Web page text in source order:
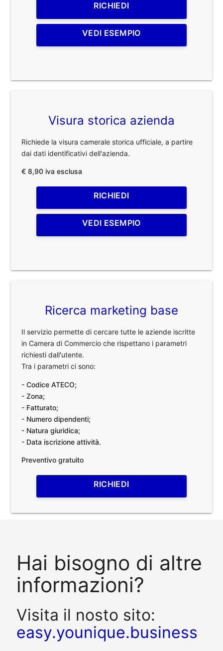
RICHIEDI
VEDI ESEMPIO
Visura storica azienda
Richiede la visura camerale storica ufficiale, a partire
dai dati identificativi dell'azienda.
€ 8,90 iva esclusa
RICHIEDI
VEDI ESEMPIO
Ricerca marketing base
Il servizio permette di cercare tutte le aziende iscritte
in Camera di Commercio che rispettano i parametri
richiesti dall'utente.
Tra i parametri ci sono:
- Codice ATECO;
- Zona;
- Fatturato;
- Numero dipendenti;
- Natura giuridica;
- Data iscrizione attività.
Preventivo gratuito
RICHIEDI
Hai bisogno di altre
informazioni?
Visita il nosto sito:
easy.younique.business